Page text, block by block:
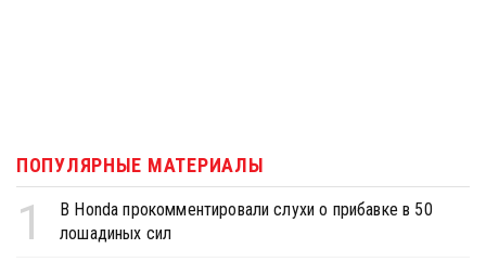
ПОПУЛЯРНЫЕ МАТЕРИАЛЫ
1
В Honda прокомментировали слухи о прибавке в 50
лошадиных сил